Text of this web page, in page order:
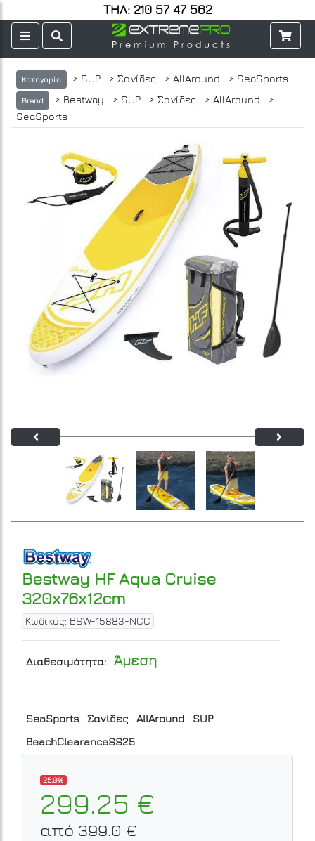
ΤΗΛ: 210 57 47 562
Κατηγορία > SUP > Σανίδες > AllAround > SeaSports
Brand > Bestway > SUP > Σανίδες > AllAround
>
SeaSports
Bestway HF Aqua Cruise
320x76x12cm
Κωδικός: BSW-15883-NCC
Διαθεσιμότητα: Άμεση
SeaSports Σανίδες AllAround
SUP
BeachClearanceSS25
25.0%
299.25 €
από 399.0 €